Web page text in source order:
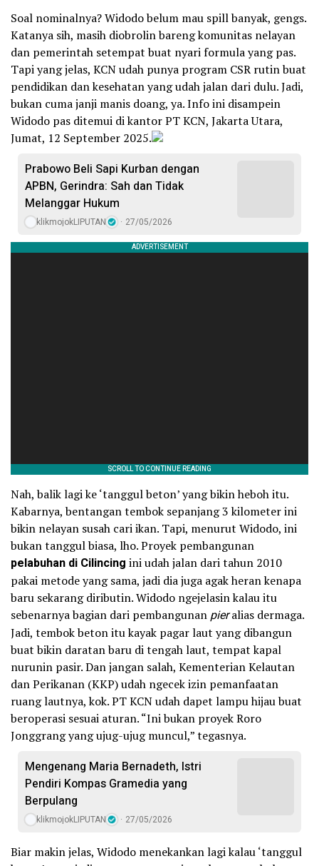
Soal nominalnya? Widodo belum mau spill banyak, gengs.
Katanya sih, masih diobrolin bareng komunitas nelayan
dan pemerintah setempat buat nyari formula yang pas.
Tapi yang jelas, KCN udah punya program CSR rutin buat
pendidikan dan kesehatan yang udah jalan dari dulu. Jadi,
bukan cuma janji manis doang, ya. Info ini disampein
Widodo pas ditemui di kantor PT KCN, Jakarta Utara,
Jumat, 12 September 2025.
Prabowo Beli Sapi Kurban dengan
APBN, Gerindra: Sah dan Tidak
Melanggar Hukum
klikmojokLIPUTAN 27/05/2026
Nah, balik lagi ke ‘tanggul beton’ yang bikin heboh itu.
Kabarnya, bentangan tembok sepanjang 3 kilometer ini
bikin nelayan susah cari ikan. Tapi, menurut Widodo, ini
bukan tanggul biasa, lho. Proyek pembangunan
pelabuhan di Cilincing ini udah jalan dari tahun 2010
pakai metode yang sama, jadi dia juga agak heran kenapa
baru sekarang diributin. Widodo ngejelasin kalau itu
sebenarnya bagian dari pembangunanpieralias dermaga.
Jadi, tembok beton itu kayak pagar laut yang dibangun
buat bikin daratan baru di tengah laut, tempat kapal
nurunin pasir. Dan jangan salah, Kementerian Kelautan
dan Perikanan (KKP) udah ngecek izin pemanfaatan
ruang lautnya, kok. PT KCN udah dapet lampu hijau buat
beroperasi sesuai aturan. “Ini bukan proyek Roro
Jonggrang yang ujug-ujug muncul,” tegasnya.
Mengenang Maria Bernadeth, Istri
Pendiri Kompas Gramedia yang
Berpulang
klikmojokLIPUTAN 27/05/2026
Biar makin jelas, Widodo menekankan lagi kalau ‘tanggul